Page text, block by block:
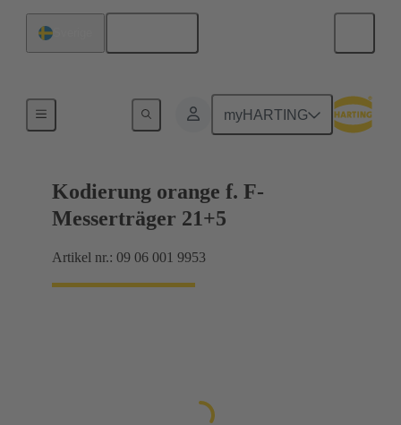
myHARTING
Förbindning moderkort till dotterkort
Kodierung orange f. F-
Messerträger 21+5
Artikel nr.: 09 06 001 9953